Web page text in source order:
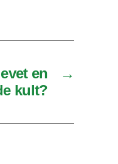
→
en
kult?